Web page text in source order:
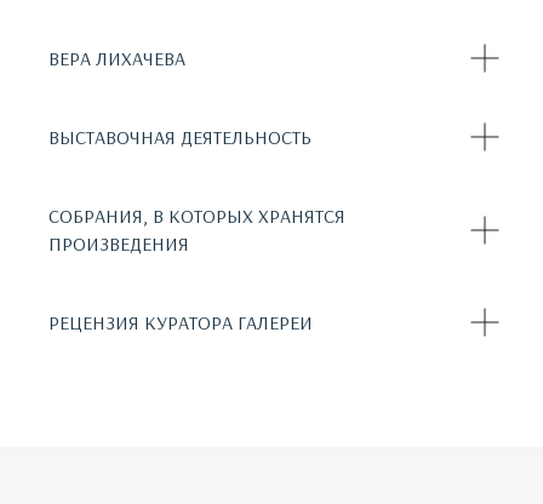
ВЕРА ЛИХАЧЕВА
ВЫСТАВОЧНАЯ ДЕЯТЕЛЬНОСТЬ
СОБРАНИЯ, В КОТОРЫХ ХРАНЯТСЯ
ПРОИЗВЕДЕНИЯ
РЕЦЕНЗИЯ КУРАТОРА ГАЛЕРЕИ